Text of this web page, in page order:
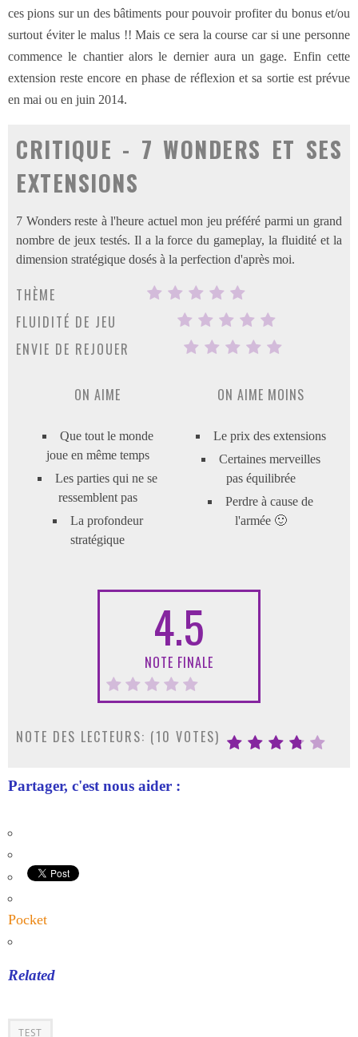
ces pions sur un des bâtiments pour pouvoir profiter du bonus et/ou
surtout éviter le malus !! Mais ce sera la course car si une personne
commence le chantier alors le dernier aura un gage. Enfin cette
extension reste encore en phase de réflexion et sa sortie est prévue
en mai ou en juin 2014.
CRITIQUE - 7 WONDERS ET SES
EXTENSIONS
7 Wonders reste à l'heure actuel mon jeu préféré parmi un grand
nombre de jeux testés. Il a la force du gameplay, la fluidité et la
dimension stratégique dosés à la perfection d'après moi.
THÈME
FLUIDITÉ DE JEU
ENVIE DE REJOUER
ON AIME
Que tout le monde
joue en même temps
Les parties qui ne se
ressemblent pas
La profondeur
stratégique
ON AIME MOINS
Le prix des extensions
Certaines merveilles
pas équilibrée
Perdre à cause de
l'armée 🙂
4.5
NOTE FINALE
NOTE DES LECTEURS: (10 VOTES)
Partager, c'est nous aider :
Pocket
Related
TEST